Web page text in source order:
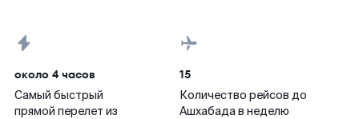
около 4 часов
Самый быстрый
прямой перелет из
15
Количество рейсов до
Ашхабада в неделю